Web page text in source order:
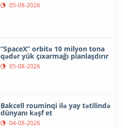
05-08-2026
“SpaceX” orbitə 10 milyon tona
qədər yük çıxarmağı planlaşdırır
05-08-2026
Bakcell rouminqi ilə yay tətilində
dünyanı kəşf et
04-08-2026